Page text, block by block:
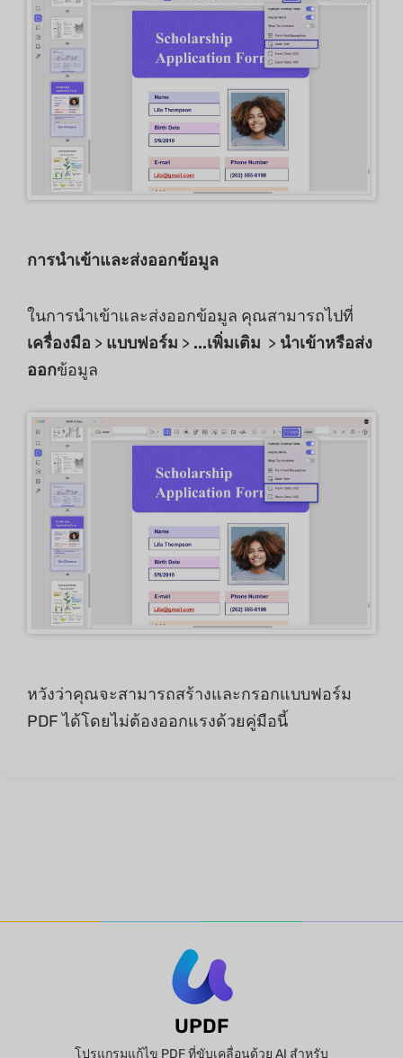
การนำเข้าและส่งออกข้อมูล
ในการนำเข้าและส่งออกข้อมูล คุณสามารถไปที่
เครื่องมือ > แบบฟอร์ม > ...เพิ่มเติม > นำเข้าหรือส่ง
ออกข้อมูล
หวังว่าคุณจะสามารถสร้างและกรอกแบบฟอร์ม
PDF ได้โดยไม่ต้องออกแรงด้วยคู่มือนี้
UPDF
โปรแกรมแก้ไข PDF ที่ขับเคลื่อนด้วย AI สำหรับ